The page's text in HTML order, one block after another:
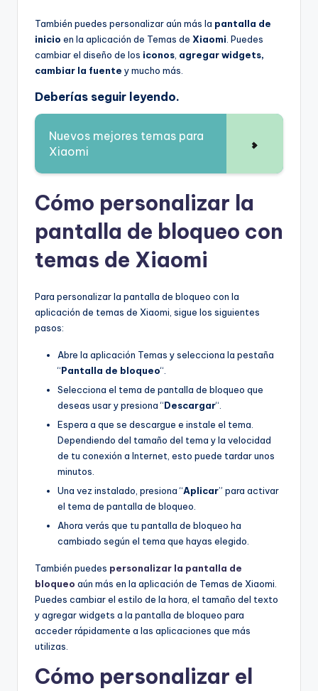
También puedes personalizar aún más la pantalla de
inicio en la aplicación de Temas de Xiaomi . Puedes
cambiar el diseño de los iconos agregar widgets,
cambiar la fuente y mucho más.
Deberías seguir leyendo.
Nuevos mejores temas para
Xiaomi
Cómo personalizar la
pantalla de bloqueo con
temas de Xiaomi
Para personalizar la pantalla de bloqueo con la
aplicación de temas de Xiaomi, sigue los siguientes
pasos:
Abre la aplicación Temas y selecciona la pestaña
“Pantalla de bloqueo“.
Selecciona el tema de pantalla de bloqueo que
deseas usar y presiona “Descargar“.
Espera a que se descargue e instale el tema.
Dependiendo del tamaño del tema y la velocidad
de tu conexión a Internet, esto puede tardar unos
minutos.
Una vez instalado, presiona “Aplicar” para activar
el tema de pantalla de bloqueo.
Ahora verás que tu pantalla de bloqueo ha
cambiado según el tema que hayas elegido.
También puedes personalizar la pantalla de
bloqueo aún más en la aplicación de Temas de Xiaomi.
Puedes cambiar el estilo de la hora, el tamaño del texto
y agregar widgets a la pantalla de bloqueo para
acceder rápidamente a las aplicaciones que más
utilizas.
Cómo personalizar el